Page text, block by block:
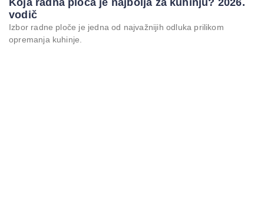
vodič
Izbor radne ploče je jedna od najvažnijih odluka prilikom
opremanja kuhinje.